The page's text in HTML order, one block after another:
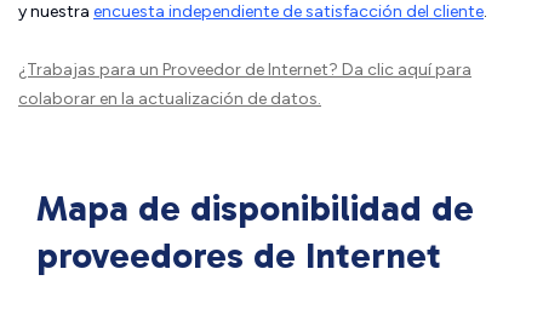
y nuestra encuesta independiente de satisfacción del cliente.
¿Trabajas para un Proveedor de Internet? Da clic aquípara
colaborar en la actualización de datos.
Mapa de disponibilidad de
proveedores de Internet